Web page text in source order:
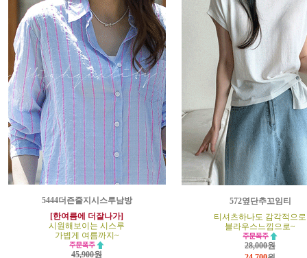
5444더즌줄지시스루남방
[한여름에 더잘나가]
시원해보이는 시스루
가볍게 여름까지~
45,900원
572옆단추꼬임티
티셔츠하나도 감각적으로
블라우스느낌으로~
28,000원